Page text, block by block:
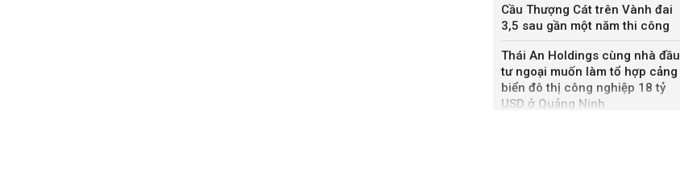
Cầu Thượng Cát trên Vành đai
3,5 sau gần một năm thi công
Thái An Holdings cùng nhà đầu
tư ngoại muốn làm tổ hợp cảng
biển đô thị công nghiệp 18 tỷ
USD ở Quảng Ninh